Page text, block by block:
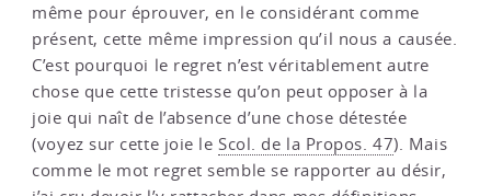
même pour éprouver, en le considérant comme
présent, cette même impression qu’il nous a causée.
C’est pourquoi le regret n’est véritablement autre
chose que cette tristesse qu’on peut opposer à la
joie qui naît de l’absence d’une chose détestée
(voyez sur cette joie le Scol. de la Propos. 47). Mais
comme le mot regret semble se rapporter au désir,